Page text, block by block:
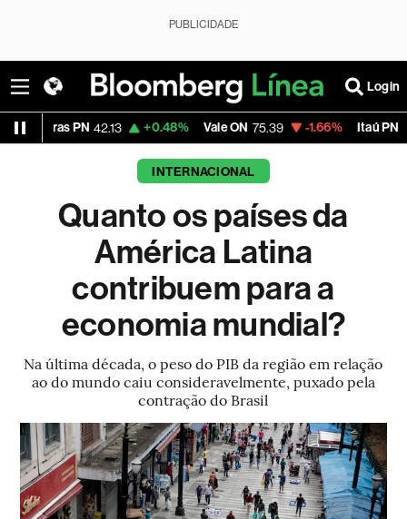
PUBLICIDADE
Login
+0.48% Vale ON 75.39 -1.66% Itaú PN 41.83 -1.30%
INTERNACIONAL
Quanto os países da
América Latina
contribuem para a
economia mundial?
Na última década, o peso do PIB da região em relação
ao do mundo caiu consideravelmente, puxado pela
contração do Brasil